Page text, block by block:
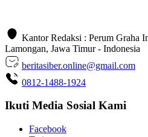
Kantor Redaksi : Perum Graha
Lamongan, Jawa Timur - Indonesia
beritasiber.online@gmail.com
0812-1488-1924
Ikuti Media Sosial Kami
Facebook